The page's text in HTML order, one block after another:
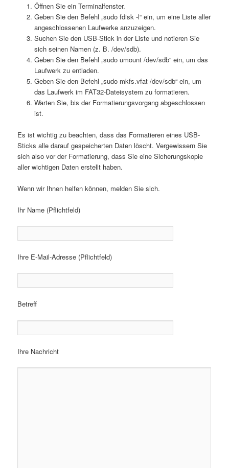
Öffnen Sie ein Terminalfenster.
Geben Sie den Befehl „sudo fdisk -l“ ein, um eine Liste aller
angeschlossenen Laufwerke anzuzeigen.
Suchen Sie den USB-Stick in der Liste und notieren Sie
sich seinen Namen (z. B. /dev/sdb).
Geben Sie den Befehl „sudo umount /dev/sdb“ ein, um das
Laufwerk zu entladen.
Geben Sie den Befehl „sudo mkfs.vfat /dev/sdb“ ein, um
das Laufwerk im FAT32-Dateisystem zu formatieren.
Warten Sie, bis der Formatierungsvorgang abgeschlossen
ist.
Es ist wichtig zu beachten, dass das Formatieren eines USB-
Sticks alle darauf gespeicherten Daten löscht. Vergewissern Sie
sich also vor der Formatierung, dass Sie eine Sicherungskopie
aller wichtigen Daten erstellt haben.
Wenn wir Ihnen helfen können, melden Sie sich.
Ihr Name (Pflichtfeld)
Ihre E-Mail-Adresse (Pflichtfeld)
Betreff
Ihre Nachricht